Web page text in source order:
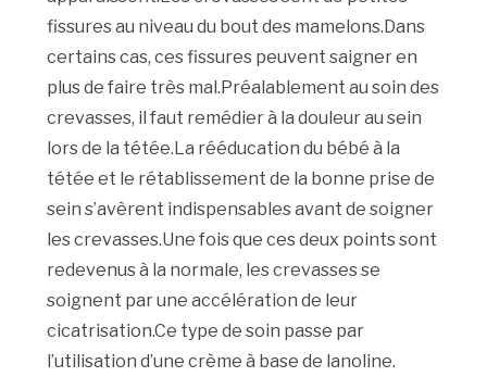
fissures au niveau du bout des mamelons.Dans
certains cas, ces fissures peuvent saigner en
plus de faire très mal.Préalablement au soin des
crevasses, il faut remédier à la douleur au sein
lors de la tétée.La rééducation du bébé à la
tétée et le rétablissement de la bonne prise de
sein s’avèrent indispensables avant de soigner
les crevasses.Une fois que ces deux points sont
redevenus à la normale, les crevasses se
soignent par une accélération de leur
cicatrisation.Ce type de soin passe par
l’utilisation d’une crème à base de lanoline.